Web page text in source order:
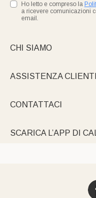
Ho letto e compreso la
a ricevere comunicazioni
email.
CHI SIAMO
ASSISTENZA CLIENTI
CONTATTACI
SCARICA L’APP DI